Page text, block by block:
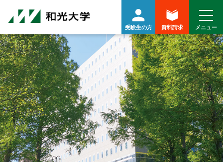
受験生の方 資料請求